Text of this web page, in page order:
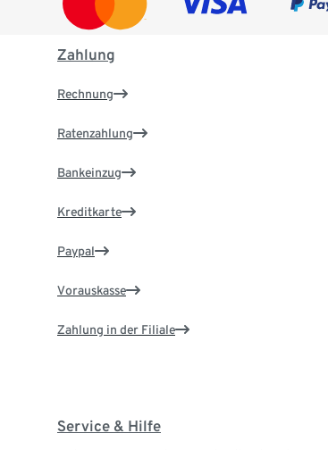
Zahlung
Rechnung
Ratenzahlung
Bankeinzug
Kreditkarte
Paypal
Vorauskasse
Zahlung in der Filiale
Service & Hilfe